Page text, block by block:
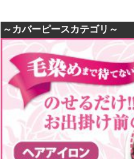
～カバーピースカテゴリ～